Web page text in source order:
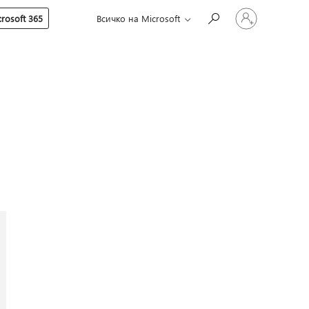
365 Всичко на Microsoft
Влезте
във
вашия